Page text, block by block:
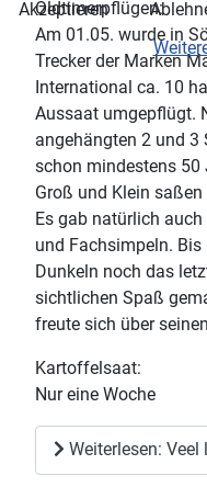
Oldtimerpflügen:
Am 01.05. wurde in
Trecker der Marken
International ca. 10
Aussaat umgepflügt.
angehängten 2 und 3
schon mindestens 50
Groß und Klein
Es gab natürlich
und Fachsimpeln.
Dunkeln noch das
sichtlichen Spaß
freute sich über
Kartoffelsaat:
Nur eine Woche
Weiterlesen: Veel
Akzeptieren